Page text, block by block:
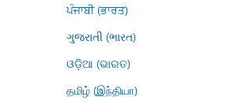
ਪੰਜਾਬੀ (ਭਾਰਤ)
ગુજરાતી (ભારત)
ଓଡ଼ିଆ (ଭାରତ)
தமிழ் (இந்தியா)